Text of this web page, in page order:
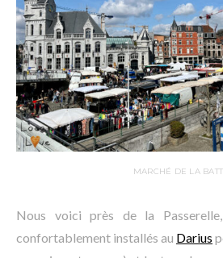
MARCHÉ DE LA
Nous voici près de la
confortablement installés au Darius